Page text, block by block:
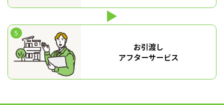
お引渡し
アフターサービス